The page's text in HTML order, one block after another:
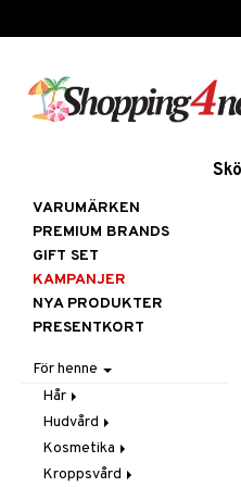
VARUMÄRKEN
PREMIUM BRANDS
GIFT SET
KAMPANJER
NYA PRODUKTER
PRESENTKORT
För henne
Hår
Accessoarer
Balsam
Borstar / Kammar
Hudvård
Ansiktscremer
Fet hy
Ansiktsvård
Kosmetika
Gift Set
Kroppsvård